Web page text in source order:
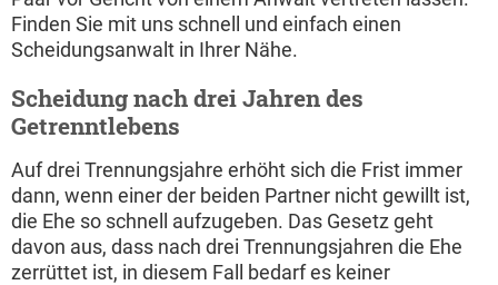
Finden Sie mit uns schnell und einfach einen
Scheidungsanwalt in Ihrer Nähe.
Scheidung nach drei Jahren des
Getrenntlebens
Auf drei Trennungsjahre erhöht sich die Frist immer
dann, wenn einer der beiden Partner nicht gewillt ist,
die Ehe so schnell aufzugeben. Das Gesetz geht
davon aus, dass nach drei Trennungsjahren die Ehe
zerrüttet ist, in diesem Fall bedarf es keiner